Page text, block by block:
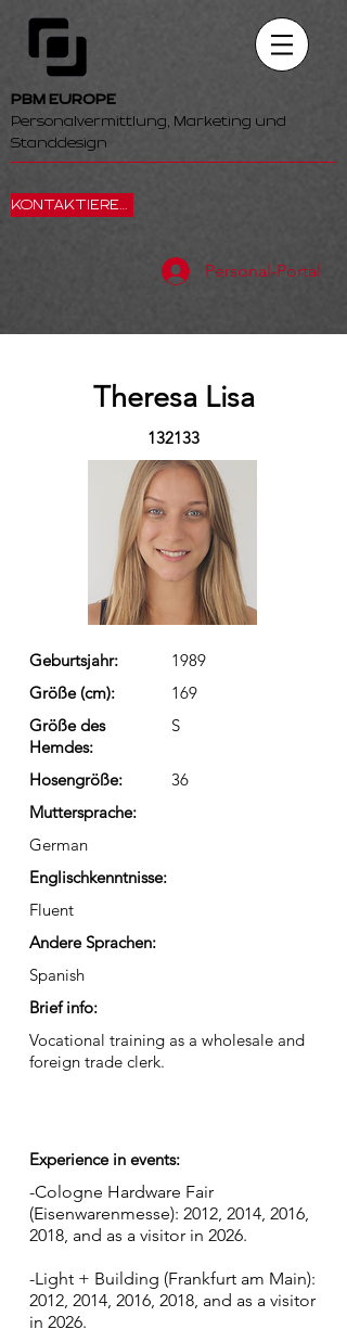
PBM EUROPE
Personalvermittlung, Marketing und
Standdesign
KONTAKTIEREN SIE UNS
Personal-Portal
Theresa Lisa
132133
Geburtsjahr:
1989
Größe (cm):
169
Größe des
Hemdes:
S
Hosengröße:
36
Muttersprache:
German
Englischkenntnisse:
Fluent
Andere Sprachen:
Spanish
Brief info:
Vocational training as a wholesale and
foreign trade clerk.
Experience in events:
-Cologne Hardware Fair
(Eisenwarenmesse): 2012, 2014, 2016,
2018, and as a visitor in 2026.
-Light + Building (Frankfurt am Main):
2012, 2014, 2016, 2018, and as a visitor
in 2026.